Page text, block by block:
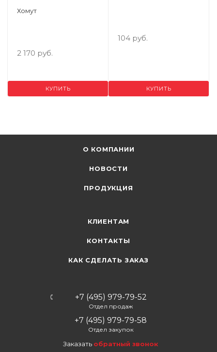
Хомут
2 170 руб.
КУПИТЬ
104 руб.
КУПИТЬ
О КОМПАНИИ
НОВОСТИ
ПРОДУКЦИЯ
КЛИЕНТАМ
КОНТАКТЫ
КАК СДЕЛАТЬ ЗАКАЗ
+7 (495) 979-79-52
Отдел продаж
+7 (495) 979-79-58
Отдел закупок
Заказать обратный звонок